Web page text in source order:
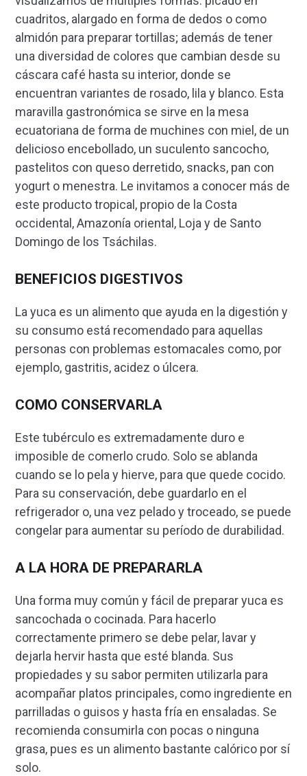
cuadritos, alargado en forma de dedos o como
almidón para preparar tortillas; además de tener
una diversidad de colores que cambian desde su
cáscara café hasta su interior, donde se
encuentran variantes de rosado, lila y blanco. Esta
maravilla gastronómica se sirve en la mesa
ecuatoriana de forma de muchines con miel, de un
delicioso encebollado, un suculento sancocho,
pastelitos con queso derretido, snacks, pan con
yogurt o menestra. Le invitamos a conocer más de
este producto tropical, propio de la Costa
occidental, Amazonía oriental, Loja y de Santo
Domingo de los Tsáchilas.
BENEFICIOS DIGESTIVOS
La yuca es un alimento que ayuda en la digestión y
su consumo está recomendado para aquellas
personas con problemas estomacales como, por
ejemplo, gastritis, acidez o úlcera.
COMO CONSERVARLA
Este tubérculo es extremadamente duro e
imposible de comerlo crudo. Solo se ablanda
cuando se lo pela y hierve, para que quede cocido.
Para su conservación, debe guardarlo en el
refrigerador o, una vez pelado y troceado, se puede
congelar para aumentar su período de durabilidad.
A LA HORA DE PREPARARLA
Una forma muy común y fácil de preparar yuca es
sancochada o cocinada. Para hacerlo
correctamente primero se debe pelar, lavar y
dejarla hervir hasta que esté blanda. Sus
propiedades y su sabor permiten utilizarla para
acompañar platos principales, como ingrediente en
parrilladas o guisos y hasta fría en ensaladas. Se
recomienda consumirla con pocas o ninguna
grasa, pues es un alimento bastante calórico por sí
solo.